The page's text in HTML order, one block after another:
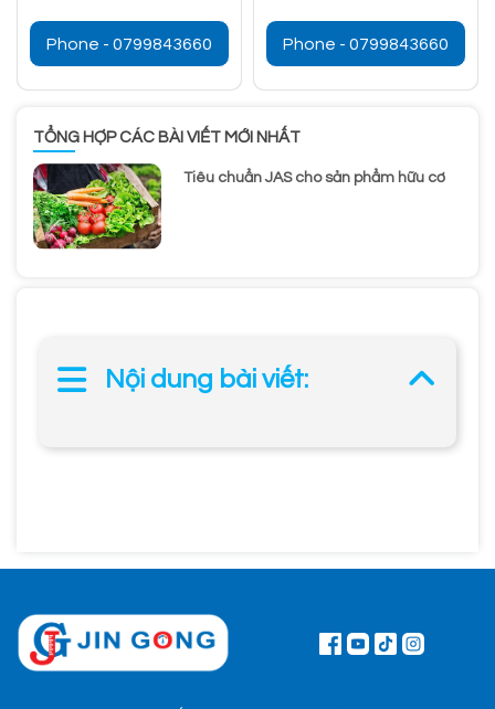
Phone - 0799843660 Phone - 0799843660
Nội dung bài viết:
TỔNG HỢP CÁC BÀI VIẾT MỚI NHẤT
Tiêu chuẩn JAS cho sản phẩm hữu cơ